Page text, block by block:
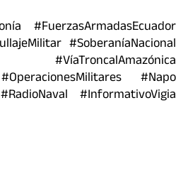
#FuerzasArmadasEcuador
#SoberaníaNacional
#Napo
#InformativoVigia